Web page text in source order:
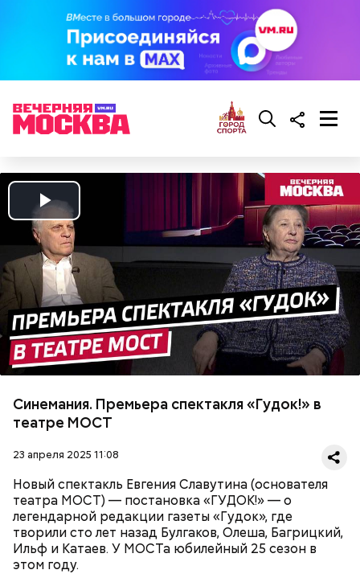
Play
Video
Синемания. Премьера спектакля «Гудок!» в
театре МОСТ
23 апреля 2025 11:08
Новый спектакль Евгения Славутина (основателя
театра МОСТ) — постановка «ГУДОК!» — о
легендарной редакции газеты «Гудок», где
творили сто лет назад Булгаков, Олеша, Багрицкий,
Ильф и Катаев. У МОСТа юбилейный 25 сезон в
этом году.